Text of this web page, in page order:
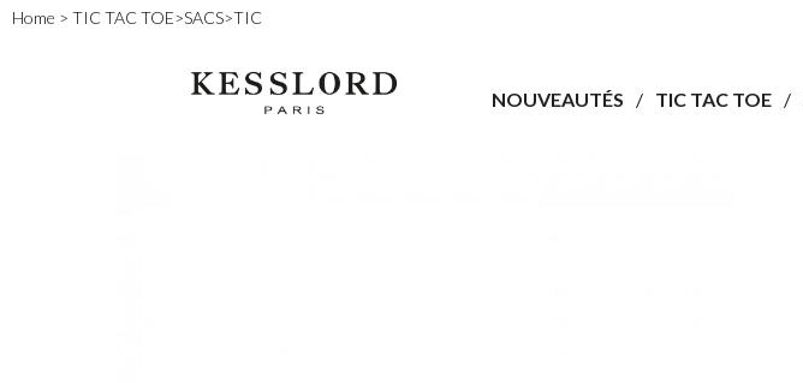
Home > TIC TAC TOE>SACS>TIC
NOUVEAUTÉS TIC TAC TOE